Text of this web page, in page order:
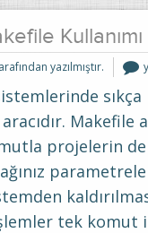
Kullanımı
yazılmıştır.
Makefile
projelerin
tek komut